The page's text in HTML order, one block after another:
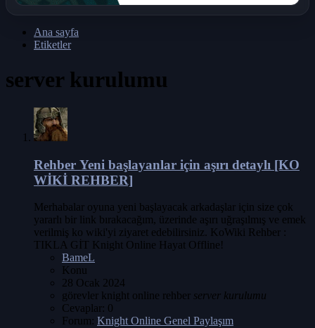
Ana sayfa
Etiketler
server kurulumu
Rehber Yeni başlayanlar için aşırı detaylı [KO
WİKİ REHBER]
Merhabalar oyuna yeni başlayacak arkadaşlar için size çok
yararlı bir link bırakacağım, üzerinde aşırı uğraşılmış ve emek
verilmiş ko wiki'yi ziyaret edebilirsiniz. KoWiki Rehber :
TIKLA GİT Knight Online Hayat Offline!
BameL
Konu
28 Ocak 2024
görevler knight online rehber server kurulumu
Cevaplar: 0
Forum: Knight Online Genel Paylaşım